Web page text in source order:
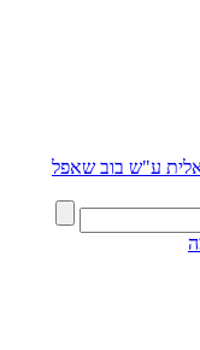
ע"ש בוב שאפל